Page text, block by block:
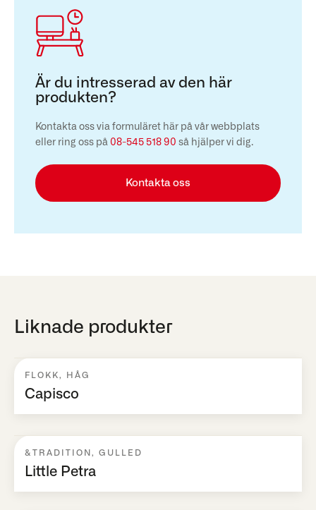
Är du intresserad av den här
produkten?
Kontakta oss via formuläret här på vår webbplats
eller ring oss på 08-545 518 90 så hjälper vi dig.
Kontakta oss
Liknade produkter
FLOKK, HÅG
Capisco
&TRADITION , GULLED
Little Petra